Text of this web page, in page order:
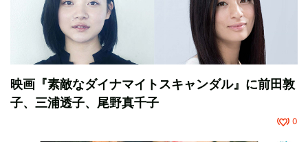
映画『素敵なダイナマイトスキャンダル』に前田敦
子、三浦透子、尾野真千子
0